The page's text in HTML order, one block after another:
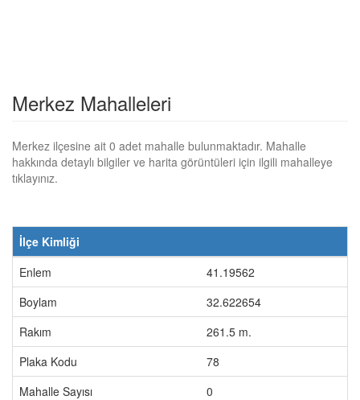
Merkez Mahalleleri
Merkez ilçesine ait 0 adet mahalle bulunmaktadır. Mahalle
hakkında detaylı bilgiler ve harita görüntüleri için ilgili mahalleye
tıklayınız.
İlçe Kimliği
Enlem
41.19562
Boylam
32.622654
Rakım
261.5 m.
Plaka Kodu
78
Mahalle Sayısı
0